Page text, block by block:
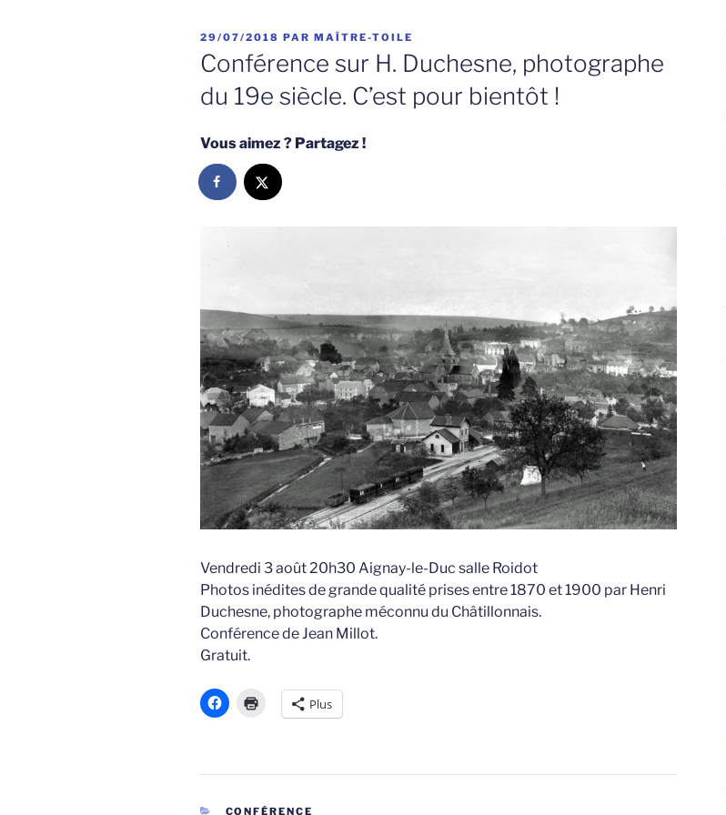
PUBLIÉ
LE
29/07/2018 PAR MAÎTRE-TOILE
Conférence sur H. Duchesne, photographe
du 19e siècle. C’est pour bientôt !
Vous aimez ? Partagez !
Vendredi 3 août 20h30 Aignay-le-Duc salle Roidot
Photos inédites de grande qualité prises entre 1870 et 1900 par Henri
Duchesne, photographe méconnu du Châtillonnais.
Conférence de Jean Millot.
Gratuit.
Plus
CATÉGORIES
CONFÉRENCE